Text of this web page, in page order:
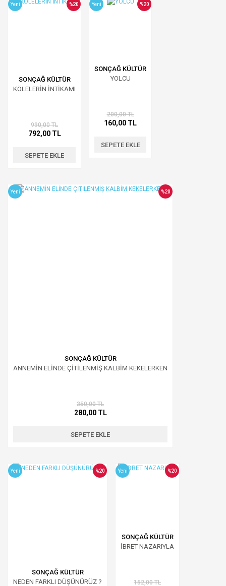
Yeni
SONÇAĞ KÜLTÜR
KÖLELERİN İNTİKAMI
%20
990,00 TL
792,00 TL
SEPETE EKLE
Yeni
SONÇAĞ KÜLTÜR
YOLCU
%20
200,00 TL
160,00 TL
SEPETE EKLE
Yeni
SONÇAĞ KÜLTÜR
ANNEMİN ELİNDE ÇİTİLENMİŞ KALBİM KEKELERKEN
%20
350,00 TL
280,00 TL
SEPETE EKLE
Yeni
SONÇAĞ KÜLTÜR
NEDEN FARKLI DÜŞÜNÜRÜZ ?
%20 Yeni
SONÇAĞ KÜLTÜR
İBRET NAZARIYLA
%20
152,00 TL